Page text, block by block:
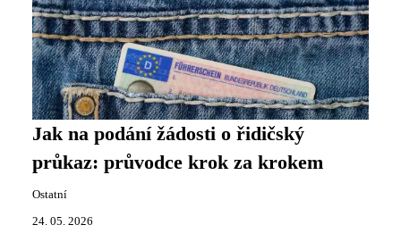
Jak na podání žádosti o řidičský
průkaz: průvodce krok za krokem
Ostatní
24. 05. 2026